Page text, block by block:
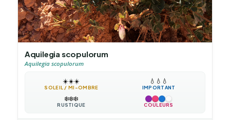
Aquilegia scopulorum
Aquilegia scopulorum
☀️☀️☀️
SOLEIL / MI-OMBRE
💧 💧 💧
IMPORTANT
❄️❄️❄️
RUSTIQUE COULEURS